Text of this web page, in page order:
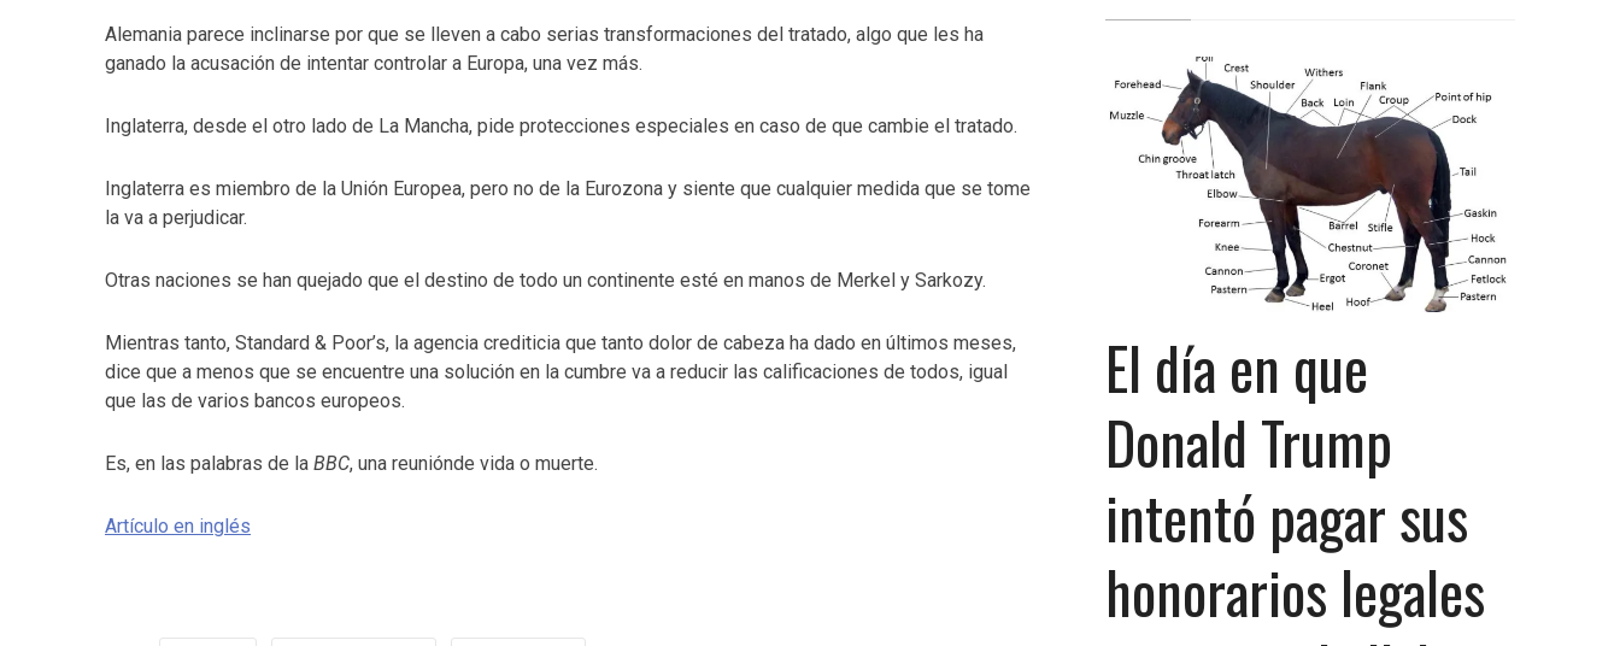
Alemania parece inclinarse por que se lleven a cabo serias transformaciones del tratado, algo que les ha
ganado la acusación de intentar controlar a Europa, una vez más.
Inglaterra, desde el otro lado de La Mancha, pide protecciones especiales en caso de que cambie el tratado.
Inglaterra es miembro de la Unión Europea, pero no de la Eurozona y siente que cualquier medida que se tome
la va a perjudicar.
Otras naciones se han quejado que el destino de todo un continente esté en manos de Merkel y Sarkozy.
Mientras tanto, Standard & Poor’s, la agencia crediticia que tanto dolor de cabeza ha dado en últimos meses,
dice que a menos que se encuentre una solución en la cumbre va a reducir las calificaciones de todos, igual
que las de varios bancos europeos.
Es, en las palabras de la BBC, una reuniónde vida o muerte.
Artículo en inglés
El día en que
Donald Trump
intentó pagar sus
honorarios legales